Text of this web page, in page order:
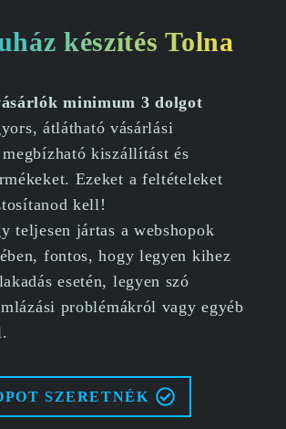
készítés Tolna
minimum 3 dolgot
átlátható vásárlási
kiszállítást és
Ezeket a feltételeket
kell!
teljesen jártas a webshopok
fontos, hogy legyen kihez
esetén, legyen szó
problémákról vagy egyéb
SZERETNÉK